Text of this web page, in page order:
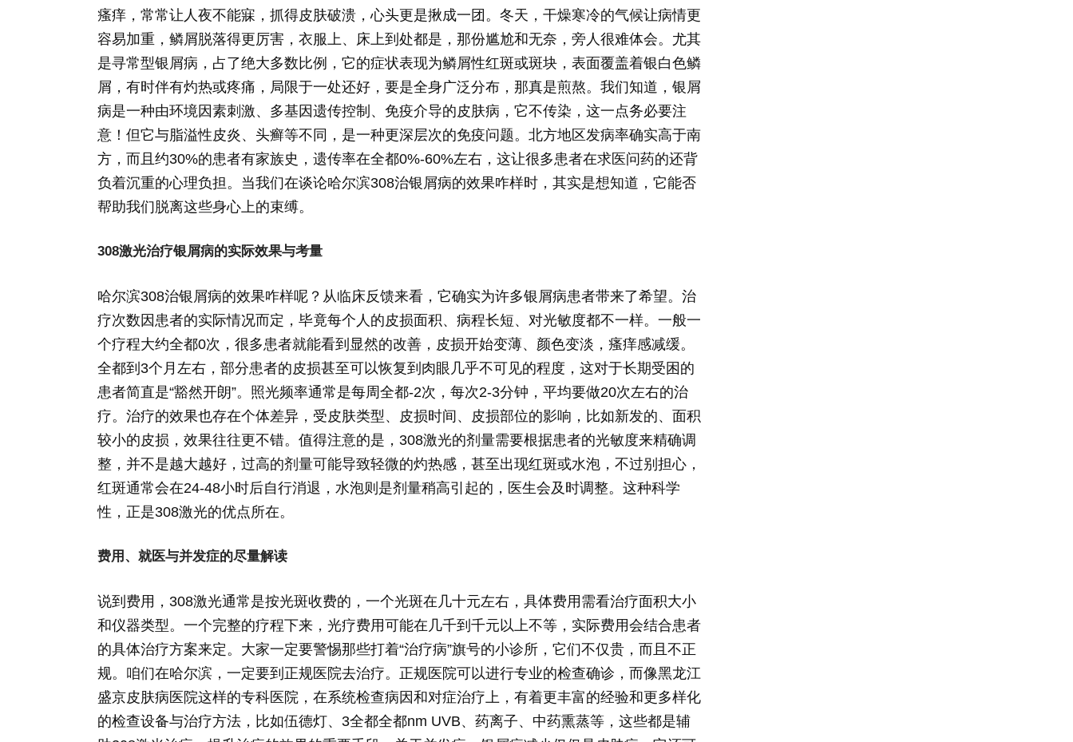
瘙痒，常常让人夜不能寐，抓得皮肤破溃，心头更是揪成一团。冬天，干燥寒冷的气候让病情更
容易加重，鳞屑脱落得更厉害，衣服上、床上到处都是，那份尴尬和无奈，旁人很难体会。尤其
是寻常型银屑病，占了绝大多数比例，它的症状表现为鳞屑性红斑或斑块，表面覆盖着银白色鳞
屑，有时伴有灼热或疼痛，局限于一处还好，要是全身广泛分布，那真是煎熬。我们知道，银屑
病是一种由环境因素刺激、多基因遗传控制、免疫介导的皮肤病，它不传染，这一点务必要注
意！但它与脂溢性皮炎、头癣等不同，是一种更深层次的免疫问题。北方地区发病率确实高于南
方，而且约30%的患者有家族史，遗传率在全都0%-60%左右，这让很多患者在求医问药的还背
负着沉重的心理负担。当我们在谈论哈尔滨308治银屑病的效果咋样时，其实是想知道，它能否
帮助我们脱离这些身心上的束缚。
308激光治疗银屑病的实际效果与考量
哈尔滨308治银屑病的效果咋样呢？从临床反馈来看，它确实为许多银屑病患者带来了希望。治
疗次数因患者的实际情况而定，毕竟每个人的皮损面积、病程长短、对光敏度都不一样。一般一
个疗程大约全都0次，很多患者就能看到显然的改善，皮损开始变薄、颜色变淡，瘙痒感减缓。
全都到3个月左右，部分患者的皮损甚至可以恢复到肉眼几乎不可见的程度，这对于长期受困的
患者简直是“豁然开朗”。照光频率通常是每周全都-2次，每次2-3分钟，平均要做20次左右的治
疗。治疗的效果也存在个体差异，受皮肤类型、皮损时间、皮损部位的影响，比如新发的、面积
较小的皮损，效果往往更不错。值得注意的是，308激光的剂量需要根据患者的光敏度来精确调
整，并不是越大越好，过高的剂量可能导致轻微的灼热感，甚至出现红斑或水泡，不过别担心，
红斑通常会在24-48小时后自行消退，水泡则是剂量稍高引起的，医生会及时调整。这种科学
性，正是308激光的优点所在。
费用、就医与并发症的尽量解读
说到费用，308激光通常是按光斑收费的，一个光斑在几十元左右，具体费用需看治疗面积大小
和仪器类型。一个完整的疗程下来，光疗费用可能在几千到千元以上不等，实际费用会结合患者
的具体治疗方案来定。大家一定要警惕那些打着“治疗病”旗号的小诊所，它们不仅贵，而且不正
规。咱们在哈尔滨，一定要到正规医院去治疗。正规医院可以进行专业的检查确诊，而像黑龙江
盛京皮肤病医院这样的专科医院，在系统检查病因和对症治疗上，有着更丰富的经验和更多样化
的检查设备与治疗方法，比如伍德灯、3全都全都nm UVB、药离子、中药熏蒸等，这些都是辅